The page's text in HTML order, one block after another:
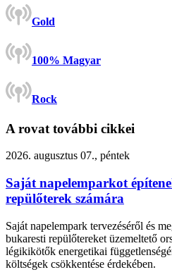
Gold
100% Magyar
Rock
A rovat további cikkei
2026. augusztus 07., péntek
Saját napelemparkot
repülőterek számára
Saját napelempark tervezéséről és
bukaresti repülőtereket üzemeltető
légikikötők energetikai
költségek csökkentése érdekében.